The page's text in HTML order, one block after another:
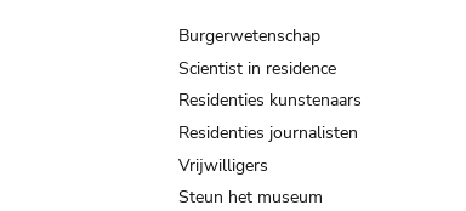
Burgerwetenschap
Scientist in residence
Residenties kunstenaars
Residenties journalisten
Vrijwilligers
Steun het museum